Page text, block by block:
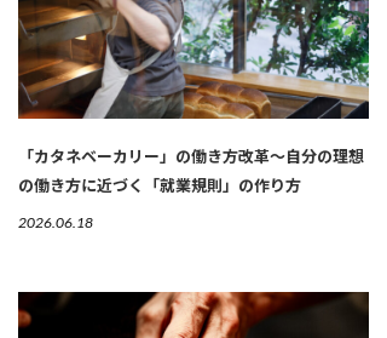
「カタネベーカリー」の働き方改革～自分の理想
の働き方に近づく「就業規則」の作り方
2026.06.18